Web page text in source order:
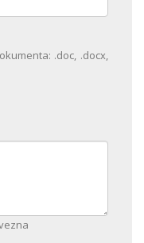
.doc, .docx,